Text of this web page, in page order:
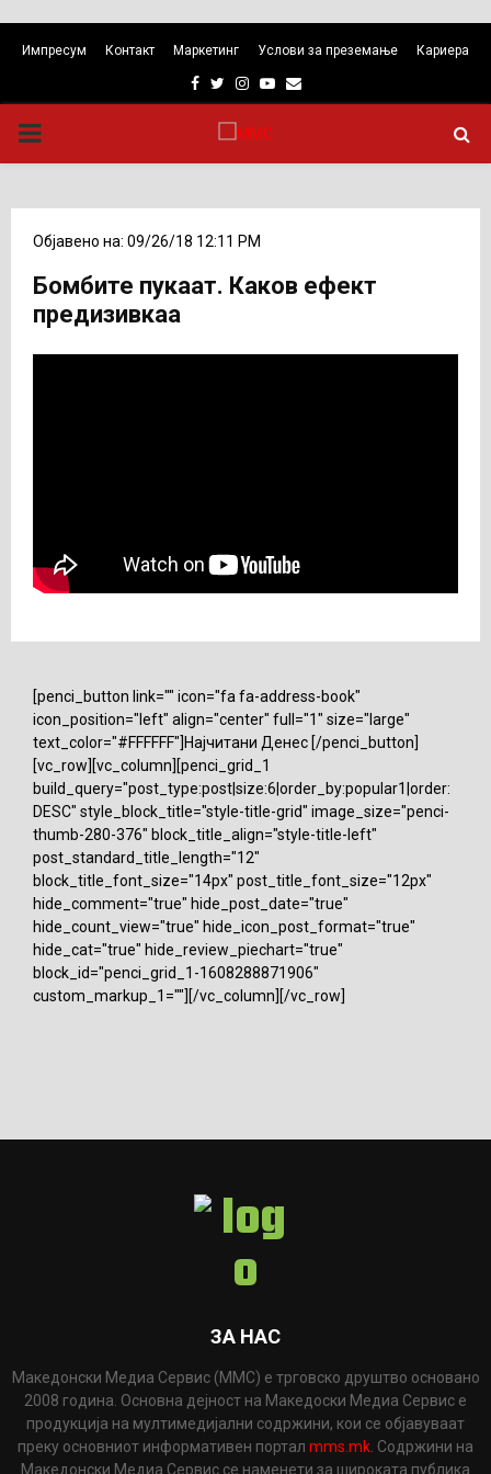
Импресум Контакт Маркетинг Услови за преземање Кариера
Facebook
TwitterInstagram
Youtube
Email
PRIMARY
Објавено на: 09/26/18 12:11 PM
Бомбите пукаат. Каков ефект
предизивкаа
[penci_button link="" icon="fa fa-address-book"
icon_position="left" align="center" full="1" size="large"
text_color="#FFFFFF"]Најчитани Денес [/penci_button]
[vc_row][vc_column][penci_grid_1
build_query="post_type:post|size:6|order_by:popular1|order:
DESC" style_block_title="style-title-grid" image_size="penci-
thumb-280-376" block_title_align="style-title-left"
post_standard_title_length="12"
block_title_font_size="14px" post_title_font_size="12px"
hide_comment="true" hide_post_date="true"
hide_count_view="true" hide_icon_post_format="true"
hide_cat="true" hide_review_piechart="true"
block_id="penci_grid_1-1608288871906"
custom_markup_1=""][/vc_column][/vc_row]
ЗА НАС
Македонски Медиа Сервис (ММС) е трговско друштво основано
2008 година. Основна дејност на Македоски Медиа Сервис е
продукција на мултимедијални содржини, кои се објавуваат
преку основниот информативен портал mms.mk . Содржини на
Македонски Медиа Сервис се наменети за широката публика